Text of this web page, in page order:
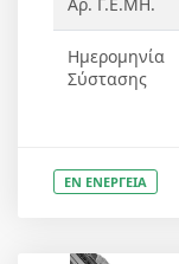
Ημερομηνία
Σύστασης
ΕΝ ΕΝΕΡΓΕΙΑ